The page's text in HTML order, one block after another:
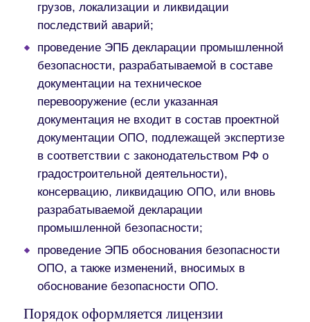
грузов, локализации и ликвидации
последствий аварий;
проведение ЭПБ декларации промышленной
безопасности, разрабатываемой в составе
документации на техническое
перевооружение (если указанная
документация не входит в состав проектной
документации ОПО, подлежащей экспертизе
в соответствии с законодательством РФ о
градостроительной деятельности),
консервацию, ликвидацию ОПО, или вновь
разрабатываемой декларации
промышленной безопасности;
проведение ЭПБ обоснования безопасности
ОПО, а также изменений, вносимых в
обоснование безопасности ОПО.
Порядок оформляется лицензии